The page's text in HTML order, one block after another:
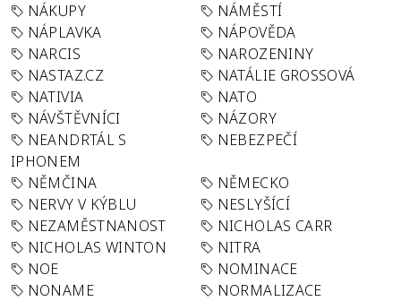
NÁKUPY
NÁMĚSTÍ
NÁPLAVKA
NÁPOVĚDA
NARCIS
NAROZENINY
NASTAZ.CZ
NATÁLIE GROSSOVÁ
NATIVIA
NATO
NÁVŠTĚVNÍCI
NÁZORY
NEANDRTÁL S
IPHONEM
NEBEZPEČÍ
NĚMČINA
NĚMECKO
NERVY V KÝBLU
NESLYŠÍCÍ
NEZAMĚSTNANOST
NICHOLAS CARR
NICHOLAS WINTON
NITRA
NOE
NOMINACE
NONAME
NORMALIZACE